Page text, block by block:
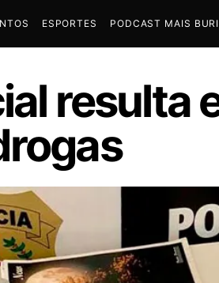
ESPORTES PODCAST MAIS
resulta